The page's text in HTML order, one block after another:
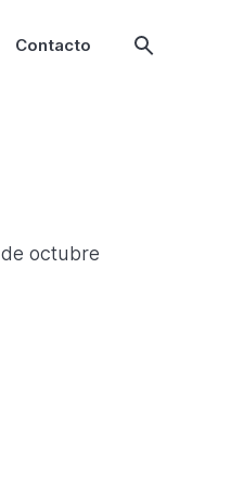
Contacto
Mostrar
octubre